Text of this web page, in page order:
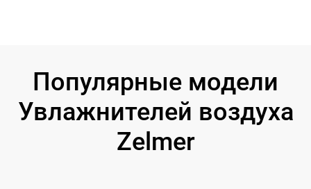
Популярные модели
Увлажнителей воздуха
Zelmer